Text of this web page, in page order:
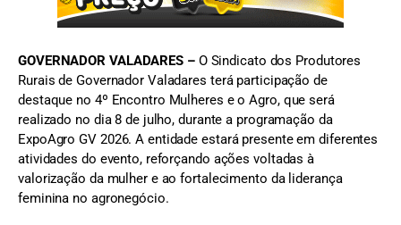
GOVERNADOR VALADARES – O Sindicato dos Produtores
Rurais de Governador Valadares terá participação de
destaque no 4º Encontro Mulheres e o Agro, que será
realizado no dia 8 de julho, durante a programação da
ExpoAgro GV 2026. A entidade estará presente em diferentes
atividades do evento, reforçando ações voltadas à
valorização da mulher e ao fortalecimento da liderança
feminina no agronegócio.